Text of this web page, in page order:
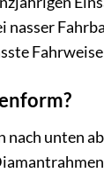
nasser
nach unten